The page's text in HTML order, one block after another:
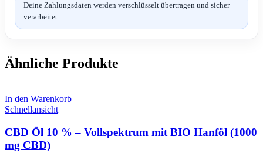
Deine Zahlungsdaten werden verschlüsselt übertragen und sicher
verarbeitet.
Ähnliche Produkte
In den Warenkorb
Schnellansicht
CBD Öl 10 % – Vollspektrum mit BIO Hanföl (1000
mg CBD)